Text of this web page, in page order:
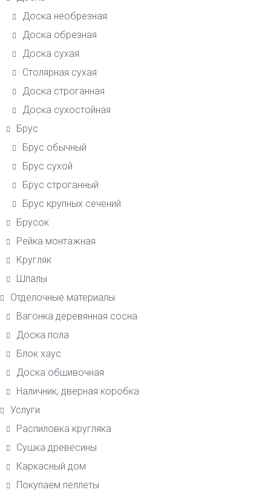
Доска необрезная
Доска обрезная
Доска сухая
Столярная сухая
Доска строганная
Доска сухостойная
Брус
Брус обычный
Брус сухой
Брус строганный
Брус крупных сечений
Брусок
Рейка монтажная
Кругляк
Шпалы
Отделочные материалы
Вагонка деревянная сосна
Доска пола
Блок хаус
Доска обшивочная
Наличник, дверная коробка
Услуги
Распиловка кругляка
Сушка древесины
Каркасный дом
Покупаем пеллеты